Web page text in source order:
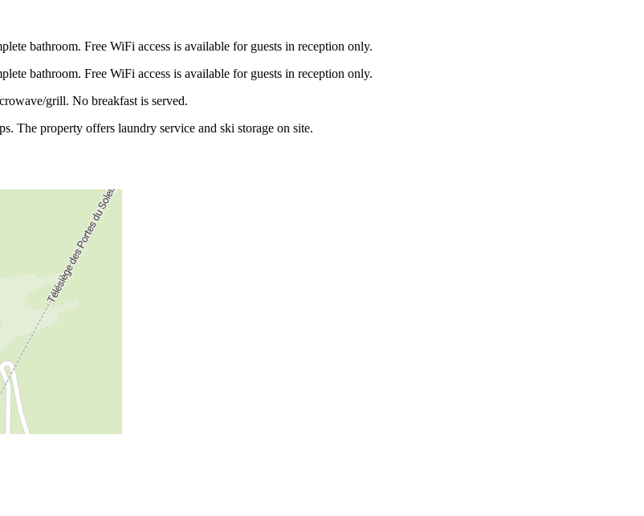
bathroom. Free WiFi access is available for guests in reception only.
bathroom. Free WiFi access is available for guests in reception only.
grill. No breakfast is served.
The property offers laundry service and ski storage on site.